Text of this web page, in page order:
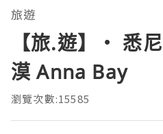
旅遊
【旅.遊】‧ 悉
漠 Anna Bay
瀏覽次數:15585